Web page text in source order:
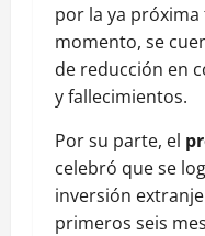
por la ya
momento, se
de reducción en
y fallecimientos.
Por su parte, el
celebró que se
inversión
primeros seis